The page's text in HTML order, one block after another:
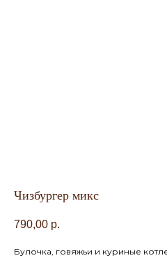
Чизбургер микс
790,00 р.
Булочка, говяжьи и куриные